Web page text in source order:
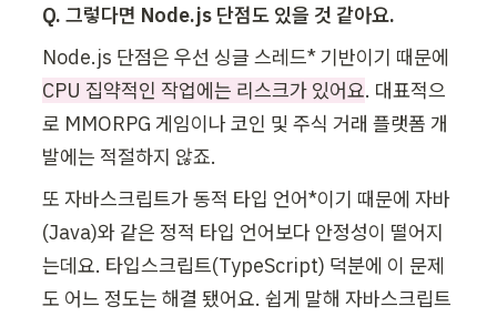
Q. 그렇다면 Node.js 단점도 있을 것 같아요.
CPU 집약적인 작업에는 리스크가 있어요. 대표적으
로 MMORPG 게임이나 코인 및 주식 거래 플랫폼 개
발에는 적절하지 않죠.
또 자바스크립트가 동적 타입 언어*이기 때문에 자바
(Java)와 같은 정적 타입 언어보다 안정성이 떨어지
는데요. 타입스크립트(TypeScript) 덕분에 이 문제
도 어느 정도는 해결 됐어요. 쉽게 말해 자바스크립트